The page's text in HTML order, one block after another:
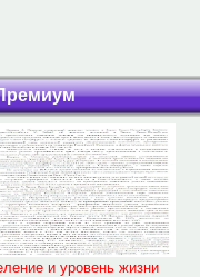
и уровень жизни